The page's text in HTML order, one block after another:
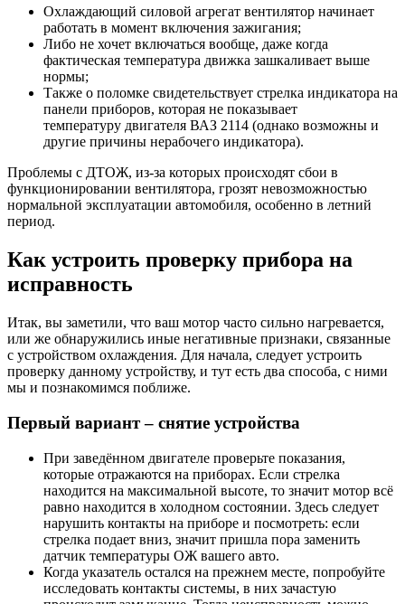
Охлаждающий силовой агрегат вентилятор начинает
работать в момент включения зажигания;
Либо не хочет включаться вообще, даже когда
фактическая температура движка зашкаливает выше
нормы;
Также о поломке свидетельствует стрелка индикатора на
панели приборов, которая не показывает
температуру двигателя ВАЗ 2114 (однако возможны и
другие причины нерабочего индикатора).
Проблемы с ДТОЖ, из-за которых происходят сбои в
функционировании вентилятора, грозят невозможностью
нормальной эксплуатации автомобиля, особенно в летний
период.
Как устроить проверку прибора на
исправность
Итак, вы заметили, что ваш мотор часто сильно нагревается,
или же обнаружились иные негативные признаки, связанные
с устройством охлаждения. Для начала, следует устроить
проверку данному устройству, и тут есть два способа, с ними
мы и познакомимся поближе.
Первый вариант – снятие устройства
При заведённом двигателе проверьте показания,
которые отражаются на приборах. Если стрелка
находится на максимальной высоте, то значит мотор всё
равно находится в холодном состоянии. Здесь следует
нарушить контакты на приборе и посмотреть: если
стрелка подает вниз, значит пришла пора заменить
датчик температуры ОЖ вашего авто.
Когда указатель остался на прежнем месте, попробуйте
исследовать контакты системы, в них зачастую